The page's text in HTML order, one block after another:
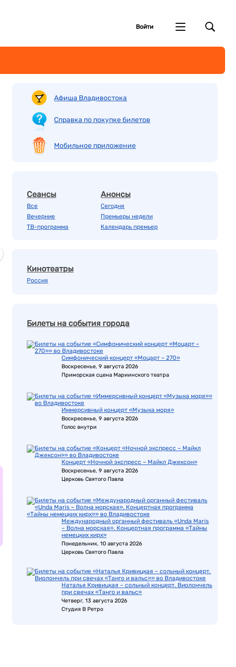
Войти
Афиша Владивостока
Справка по покупке билетов
Мобильное приложение
Сеансы
Все
Вечерние
ТВ-программа
Анонсы
Сегодня
Премьеры недели
Календарь премьер
Кинотеатры
Россия
Билеты на события города
Симфонический концерт «Моцарт – 270»
Воскресенье, 9 августа 2026
Приморская сцена Мариинского театра
Иммерсивный концерт «Музыка моря»
Воскресенье, 9 августа 2026
Голос внутри
Концерт «Ночной экспресс – Майкл Джексон»
Воскресенье, 9 августа 2026
Церковь Святого Павла
Международный органный фестиваль «Unda Maris
– Волна морская». Концертная программа «Тайны
немецких кирх»
Понедельник, 10 августа 2026
Церковь Святого Павла
Наталья Кривицкая – сольный концерт. Виолончель
при свечах «Танго и вальс»
Четверг, 13 августа 2026
Студия В Ретро